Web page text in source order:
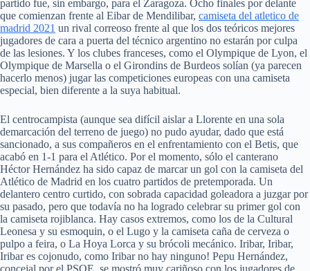
partido fue, sin embargo, para el Zaragoza. Ocho finales por delante
que comienzan frente al Eibar de Mendilibar, camiseta del atletico de
madrid 2021 un rival correoso frente al que los dos teóricos mejores
jugadores de cara a puerta del técnico argentino no estarán por culpa
de las lesiones. Y los clubes franceses, como el Olympique de Lyon, el
Olympique de Marsella o el Girondins de Burdeos solían (ya parecen
hacerlo menos) jugar las competiciones europeas con una camiseta
especial, bien diferente a la suya habitual.
El centrocampista (aunque sea difícil aislar a Llorente en una sola
demarcación del terreno de juego) no pudo ayudar, dado que está
sancionado, a sus compañeros en el enfrentamiento con el Betis, que
acabó en 1-1 para el Atlético. Por el momento, sólo el canterano
Héctor Hernández ha sido capaz de marcar un gol con la camiseta del
Atlético de Madrid en los cuatro partidos de pretemporada. Un
delantero centro curtido, con sobrada capacidad goleadora a juzgar por
su pasado, pero que todavía no ha logrado celebrar su primer gol con
la camiseta rojiblanca. Hay casos extremos, como los de la Cultural
Leonesa y su esmoquin, o el Lugo y la camiseta caña de cerveza o
pulpo a feira, o La Hoya Lorca y su brócoli mecánico. Iribar, Iribar,
Iribar es cojonudo, como Iribar no hay ninguno! Pepu Hernández,
concejal por el PSOE, se mostró muy cariñoso con los jugadores de